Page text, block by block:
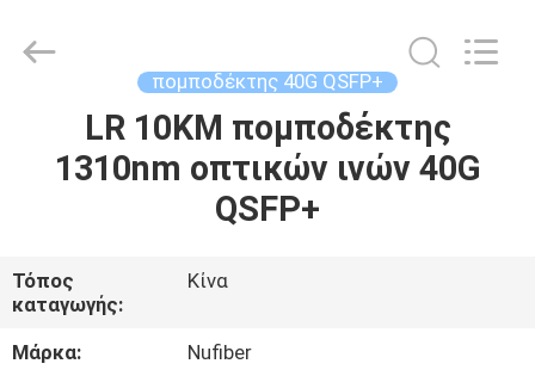
ΠΕΡΊΠΟΥ
ΕΜΕΊΣ
Rights
πομποδέκτης 40G QSFP+
LR 10KM πομποδέκτης
1310nm οπτικών ινών 40G
QSFP+
Τόπος
καταγωγής:
Κίνα
Μάρκα:
Nufiber